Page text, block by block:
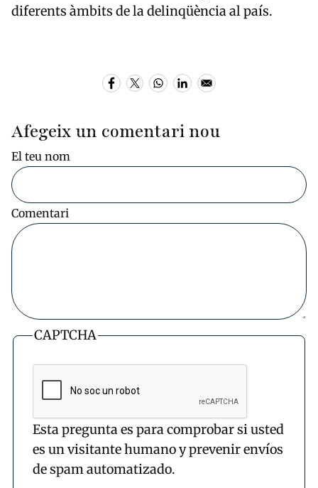
diferents àmbits de la delinqüència al país.
Afegeix un comentari nou
El teu nom
Comentari
CAPTCHA
Esta pregunta es para comprobar si usted
es un visitante humano y prevenir envíos
de spam automatizado.